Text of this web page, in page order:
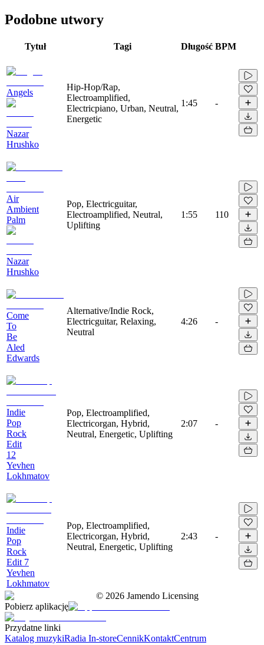
Podobne utwory
Tytuł Tagi Długość BPM
Angels
Nazar
Hrushko
Hip-Hop/Rap,
Electroamplified,
Electricpiano, Urban, Neutral,
Energetic
1:45 -
Air
Ambient
Palm
Nazar
Hrushko
Pop, Electricguitar,
Electroamplified, Neutral,
Uplifting
1:55 110
Come
To
Be
Aled
Edwards
Alternative/Indie Rock,
Electricguitar, Relaxing,
Neutral
4:26 -
Indie
Pop
Rock
Edit
12
Yevhen
Lokhmatov
Pop, Electroamplified,
Electricorgan, Hybrid,
Neutral, Energetic, Uplifting
2:07 -
Indie
Pop
Rock
Edit 7
Yevhen
Lokhmatov
Pop, Electroamplified,
Electricorgan, Hybrid,
Neutral, Energetic, Uplifting
2:43 -
© 2026 Jamendo Licensing
Pobierz aplikację
Przydatne linki
Katalog muzykiRadia In-storeCennikKontaktCentrum